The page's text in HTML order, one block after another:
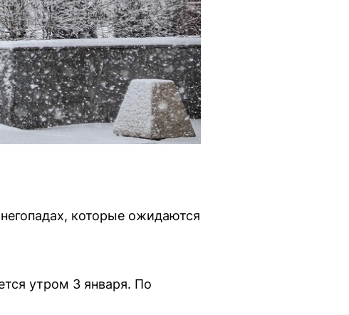
которые ожидаются
утром 3 января. По